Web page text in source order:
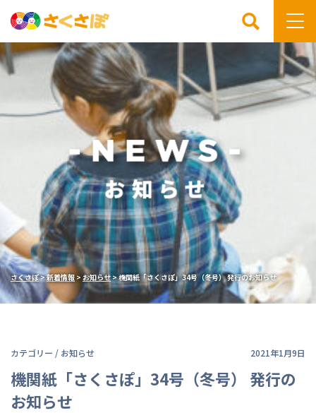
検索
さくさぽ>新着情報> お知らせ>機関紙「さくさぽ」34号（冬号） 発行のお知らせ
カテゴリー / お知らせ 2021年1月9日
機関紙「さくさぽ」34号（冬号） 発行の
お知らせ